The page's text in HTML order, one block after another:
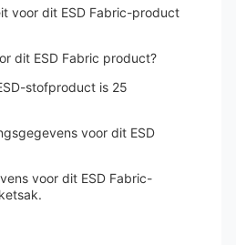
voor dit ESD Fabric-product
dit ESD Fabric product?
stofproduct is 25
voor dit ESD
voor dit ESD Fabric-